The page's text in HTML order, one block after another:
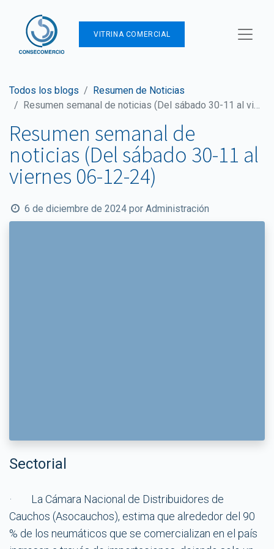
VITRINA COMERCIAL
Todos los blogs
Resumen de Noticias
Resumen semanal de noticias (Del sábado 30-11 al viernes 06-12-24)
Resumen semanal de
noticias (Del sábado 30-11 al
viernes 06-12-24)
6 de diciembre de 2024 por Administración
Sectorial
· La Cámara Nacional de Distribuidores de
Cauchos (Asocauchos), estima que alrededor del 90
% de los neumáticos que se comercializan en el país